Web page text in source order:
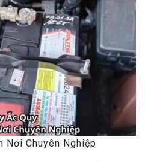
Nơi Chuyên Nghiệp